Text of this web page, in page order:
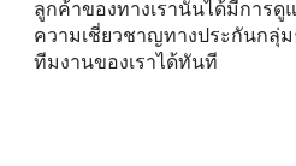
ลูกค้าของทางเรานั้นได้มีการ
ความเชี่ยวชาญทางประกันกลุ่
ทีมงานของเราได้ทันที